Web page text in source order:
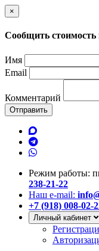
×
Сообщить стоимость
Имя
Email
Комментарий
Отправить
Режим работы:
238-21-22
Наш e-mail:
+7 (918) 008-02-
Личный кабинет